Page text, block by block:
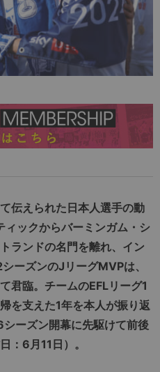
伝えられた日本人選手の動
ィックからバーミンガム・シ
ランドの名門を離れ、イン
ーズンのJリーグMVPは、
君臨。チームのEFLリーグ1
を支えた1年を本人が振り返
ーズン開幕に先駆けて前後
：6月11日）。